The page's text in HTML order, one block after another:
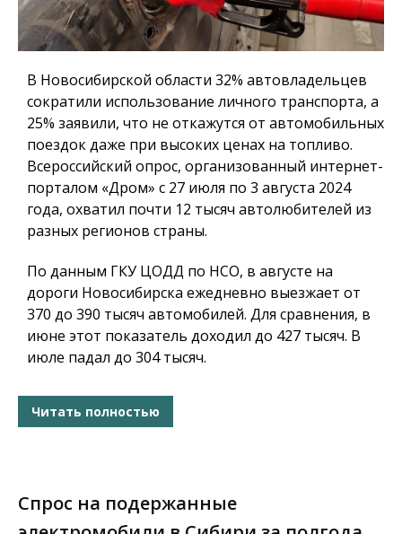
В Новосибирской области 32% автовладельцев
сократили использование личного транспорта, а
25% заявили, что не откажутся от автомобильных
поездок даже при высоких ценах на топливо.
Всероссийский опрос, организованный интернет-
порталом «Дром» с 27 июля по 3 августа 2024
года, охватил почти 12 тысяч автолюбителей из
разных регионов страны.
По данным ГКУ ЦОДД по НСО, в августе на
дороги Новосибирска ежедневно выезжает от
370 до 390 тысяч автомобилей. Для сравнения, в
июне этот показатель доходил до 427 тысяч. В
июле падал до 304 тысяч.
Читать полностью
Спрос на подержанные